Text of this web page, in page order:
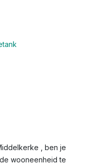
, ben je
wooneenheid te